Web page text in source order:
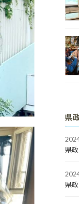
県
県
県